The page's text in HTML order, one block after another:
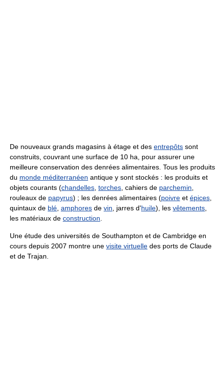
De nouveaux grands magasins à étage et des entrepôts sont
construits, couvrant une surface de 10 ha, pour assurer une
meilleure conservation des denrées alimentaires. Tous les produits
du monde méditerranéen antique y sont stockés : les produits et
objets courants (chandelles torches , cahiers de parchemin
rouleaux de papyrus) ; les denrées alimentaires (poivre et épices
quintaux de blé amphores de vin , jarres d'huile), les vêtements
les matériaux de construction
Une étude des universités de Southampton et de Cambridge en
cours depuis 2007 montre une visite virtuelle des ports de Claude
et de Trajan.